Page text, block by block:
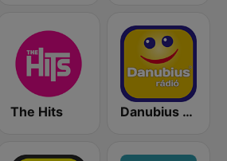
The Hits Danubius Rádió